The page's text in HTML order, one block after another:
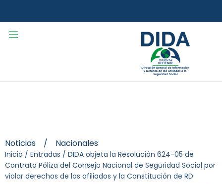
Noticias / Nacionales
Inicio / Entradas / DIDA objeta la Resolución 624-05 de
Contrato Póliza del Consejo Nacional de Seguridad Social por
violar derechos de los afiliados y la Constitución de RD